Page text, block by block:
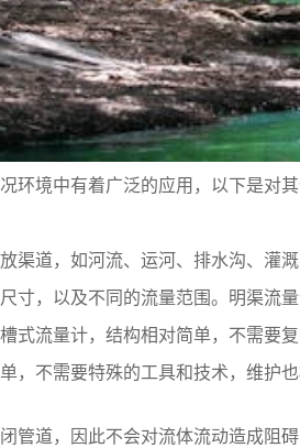
环境中有着广泛的应用，以下是对其
渠道，如河流、运河、排水沟、灌
寸，以及不同的流量范围。明渠流
式流量计，结构相对简单，不需要复
，不需要特殊的工具和技术，维护
管道，因此不会对流体流动造成阻碍